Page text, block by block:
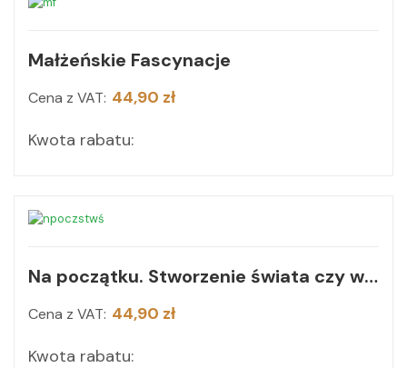
Małżeńskie Fascynacje
Cena z VAT: 44,90 zł
Kwota rabatu:
Na początku. Stworzenie świata czy wielki wybuch? Naukowiec wyjaśnia, jak Bóg uczynił Ziemię naszym domem
Cena z VAT: 44,90 zł
Kwota rabatu: